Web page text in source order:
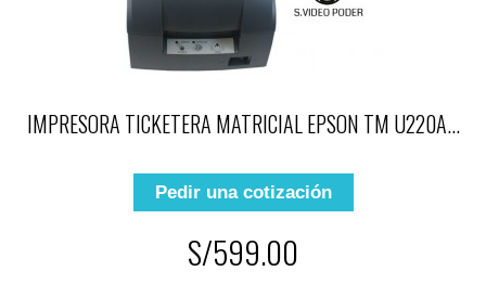
IMPRESORA TICKETERA MATRICIAL EPSON TM U220A...
Pedir una cotización
S/599.00